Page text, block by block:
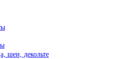
шеи, декольте